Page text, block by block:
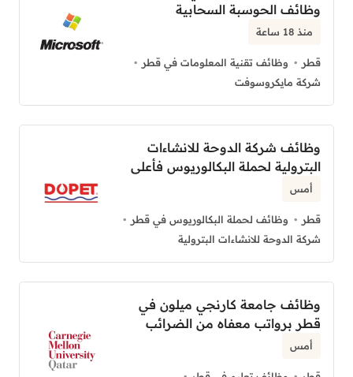
وظائف الحوسبة السحابية
منذ 18 ساعة
قطر
وظائف تقنية المعلومات في قطر
شركة مايكروسوفت
وظائف شركة الدوحة للانشاءات
البترولية لحملة البكالوريوس فأعلى
أمس
قطر
وظائف لحملة البكالوريوس في قطر
شركة الدوحة للانشاءات البترولية
وظائف جامعة كارنجي ميلون في
قطر برواتب معفاه من الضرائب
أمس